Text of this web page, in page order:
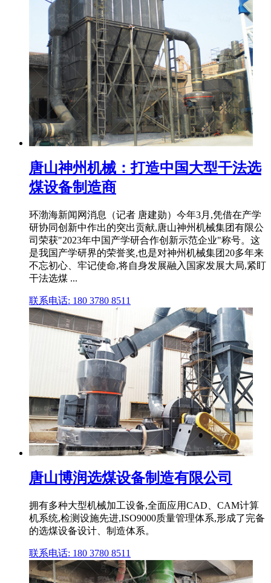
唐山神州机械：打造中国大型干法选
煤设备制造商
环渤海新闻网消息（记者 唐建勋）今年3月,凭借在产学
研协同创新中作出的突出贡献,唐山神州机械集团有限公
司荣获"2023年中国产学研合作创新示范企业"称号。这
是我国产学研界的荣誉奖,也是对神州机械集团20多年来
不忘初心、牢记使命,将自身发展融入国家发展大局,紧盯
干法选煤 ...
联系电话: 180 3780 8511
唐山博润选煤设备制造有限公司
拥有多种大型机械加工设备,全面应用CAD、CAM计算
机系统,检测设施先进,ISO9000质量管理体系,形成了完备
的选煤设备设计、制造体系。
联系电话: 180 3780 8511